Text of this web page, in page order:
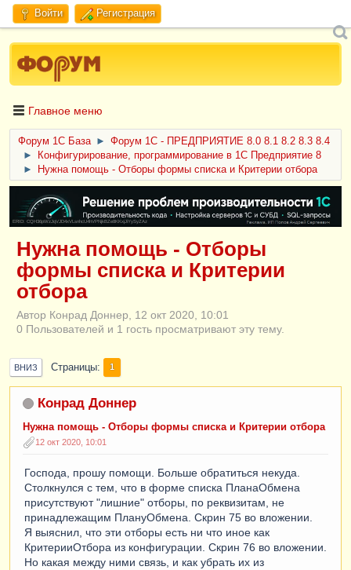
Войти Регистрация
Главное меню
Форум 1C База ►
Форум 1С - ПРЕДПРИЯТИЕ 8.0 8.1 8.2 8.3 8.4
►
Конфигурирование, программирование в 1С Предприятие 8
►
Нужна помощь - Отборы формы списка и Критерии отбора
ERID: CQH36pWzJqVJD4xVLsnhcU4hVPNjkBZe8KKxjJiYySyZAz
Нужна помощь - Отборы
формы списка и Критерии
отбора
Автор Конрад Доннер, 12 окт 2020, 10:01
0 Пользователей и 1 гость просматривают эту тему.
ВНИЗ Страницы 1
Конрад Доннер
Нужна помощь - Отборы формы списка и Критерии отбора
12 окт 2020, 10:01
Господа, прошу помощи. Больше обратиться некуда.
Столкнулся с тем, что в форме списка ПланаОбмена
присутствуют "лишние" отборы, по реквизитам, не
принадлежащим ПлануОбмена. Скрин 75 во вложении.
Я выяснил, что эти отборы есть ни что иное как
КритерииОтбора из конфигурации. Скрин 76 во вложении.
Но какая между ними связь, и как убрать их из